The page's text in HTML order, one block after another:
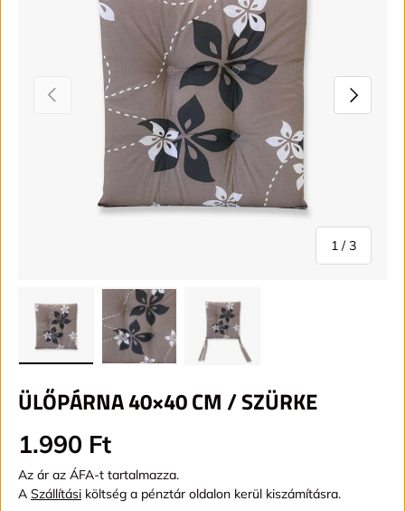
VISSZA
1 /3
ÜLŐPÁRNA 40×40 CM / SZÜRKE
Alap ár
1.990 Ft
Az ár az ÁFA-t tartalmazza.
A Szállítási költség a pénztár oldalon kerül kiszámításra.